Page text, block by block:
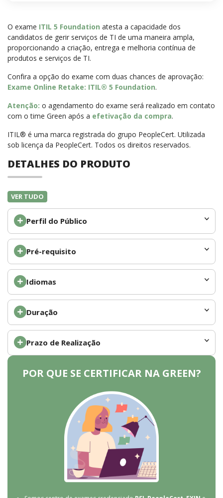
O exame ITIL 5 Foundation atesta a capacidade dos
candidatos de gerir serviços de TI de uma maneira ampla,
proporcionando a criação, entrega e melhoria contínua de
produtos e serviços de TI.
Confira a opção do exame com duas chances de aprovação:
Exame Online Retake: ITIL® 5 Foundation.
Atenção: o agendamento do exame será realizado em contato
com o time Green após a efetivação da compra.
ITIL® é uma marca registrada do grupo PeopleCert. Utilizada
sob licença da PeopleCert. Todos os direitos reservados.
DETALHES DO PRODUTO
VER TUDO
Perfil do Público
Pré-requisito
Idiomas
Duração
Prazo de Realização
POR QUE SE CERTIFICAR NA GREEN?